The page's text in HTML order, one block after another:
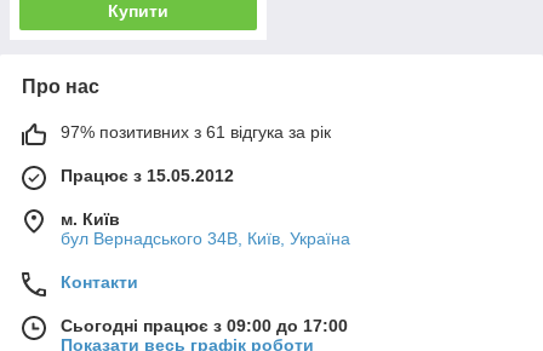
Купити
Про нас
97% позитивних з 61 відгука за рік
Працює з 15.05.2012
м. Київ
бул Вернадського 34В, Київ, Україна
Контакти
Сьогодні працює з 09:00 до 17:00
Показати весь графік роботи